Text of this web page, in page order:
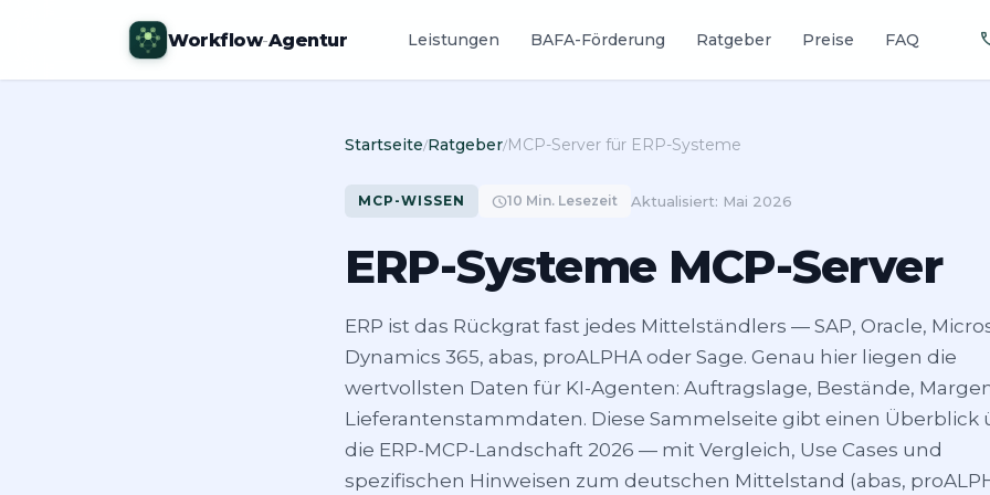
Workflow-Agentur Leistungen BAFA-Förderung Ratgeber Preise FAQ
Startseite/Ratgeber/MCP-Server für ERP-Systeme
MCP-WISSEN schedule10 Min. Lesezeit Aktualisiert: Mai 2026
ERP-Systeme MCP-Server
ERP ist das Rückgrat fast jedes Mittelständlers — SAP, Oracle,
Dynamics 365, abas, proALPHA oder Sage. Genau hier liegen die
wertvollsten Daten für KI-Agenten: Auftragslage, Bestände,
Lieferantenstammdaten. Diese Sammelseite gibt einen Überblick
die ERP-MCP-Landschaft 2026 — mit Vergleich, Use Cases und
spezifischen Hinweisen zum deutschen Mittelstand (abas,